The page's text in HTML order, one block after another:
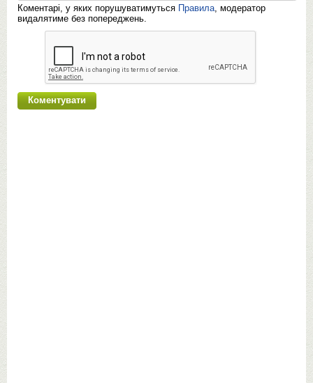
Коментарі, у яких порушуватимуться Правила , модератор
видалятиме без попереджень.